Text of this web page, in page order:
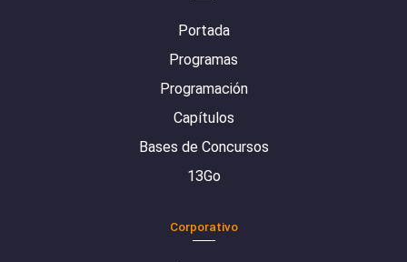
Portada
Programas
Programación
Capítulos
Bases de Concursos
13Go
Corporativo